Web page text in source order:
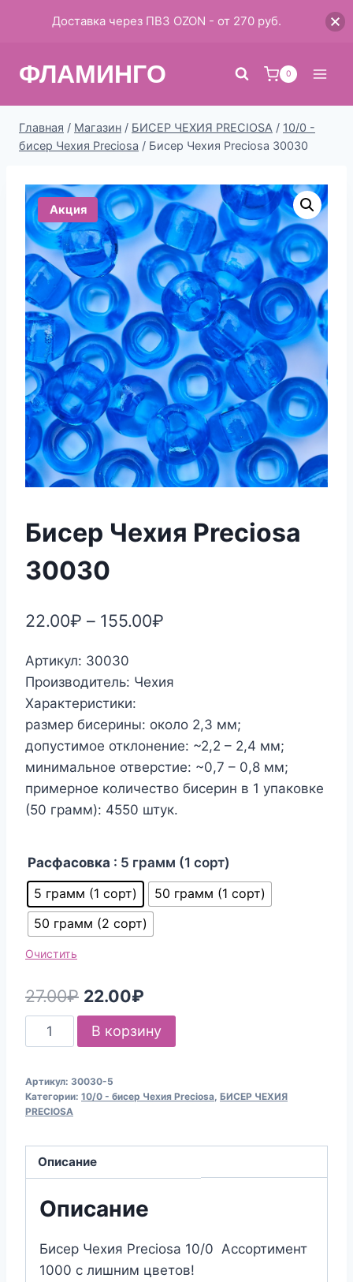
ФЛАМИНГО 0
Главная / Магазин / БИСЕР ЧЕХИЯ PRECIOSA / 10/0 -
бисер Чехия Preciosa / Бисер Чехия Preciosa 30030
Акция
Бисер Чехия Preciosa
30030
22.00₽ – 155.00₽
Артикул: 30030
Производитель: Чехия
Характеристики:
размер бисерины: около 2,3 мм;
допустимое отклонение: ~2,2 – 2,4 мм;
минимальное отверстие: ~0,7 – 0,8 мм;
примерное количество бисерин в 1 упаковке
(50 грамм): 4550 штук.
Расфасовка : 5 грамм (1 сорт)
5 грамм (1 сорт)
50 грамм (1 сорт)
50 грамм (2 сорт)
Очистить
27.00₽ Первоначальная
цена
составляла
27.00₽.
22.00₽
цена:
22.00₽.
Количество
товара
Чехия
Preciosa
В корзину
Артикул: 30030-5
Категории: 10/0 - бисер Чехия Preciosa, БИСЕР ЧЕХИЯ
PRECIOSA
Описание
Описание
Бисер Чехия Preciosa 10/0 Ассортимент
1000 с лишним цветов!
Доставка через ПВЗ OZON - от 270 руб.